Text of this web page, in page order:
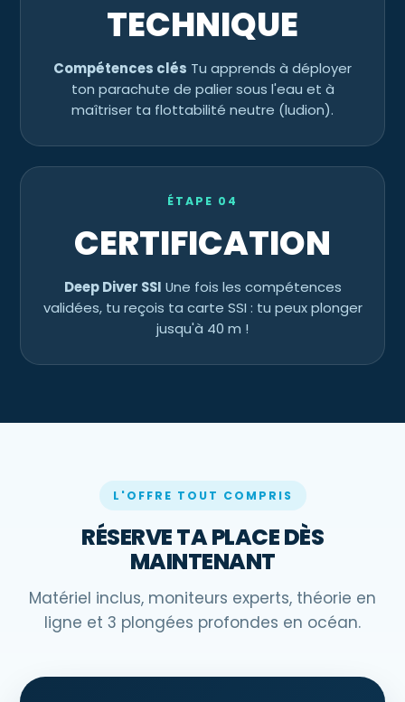
TECHNIQUE
Compétences clés Tu apprends à déployer
ton parachute de palier sous l'eau et à
maîtriser ta flottabilité neutre (ludion).
ÉTAPE 04
CERTIFICATION
Deep Diver SSI Une fois les compétences
validées, tu reçois ta carte SSI : tu peux plonger
jusqu'à 40 m !
L'OFFRE TOUT COMPRIS
RÉSERVE TA PLACE DÈS
MAINTENANT
Matériel inclus, moniteurs experts, théorie en
ligne et 3 plongées profondes en océan.